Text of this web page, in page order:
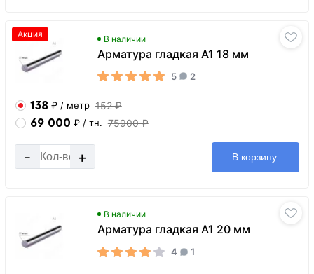
В наличии
Арматура гладкая А1 18 мм
5 2
Акция
138 ₽ / метр 152 ₽
69 000 ₽ / тн. 75900 ₽
- + В корзину
В наличии
Арматура гладкая А1 20 мм
4 1